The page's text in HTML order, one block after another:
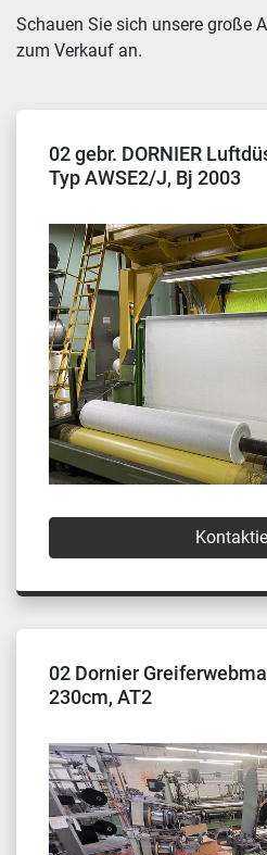
Sortieren
Schauen Sie sich unsere große
zum Verkauf an.
02 gebr. DORNIER
Typ AWSE2/J, Bj 2003
02 Dornier
230cm, AT2